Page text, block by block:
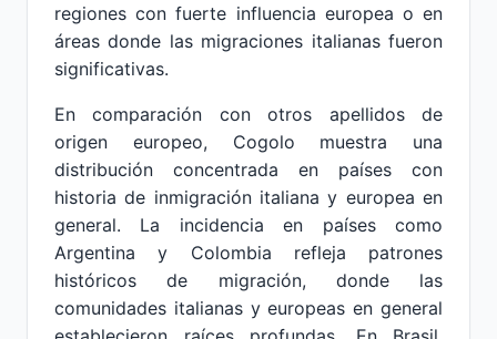
regiones con fuerte influencia europea o en
áreas donde las migraciones italianas fueron
significativas.
En comparación con otros apellidos de
origen europeo, Cogolo muestra una
distribución concentrada en países con
historia de inmigración italiana y europea en
general. La incidencia en países como
Argentina y Colombia refleja patrones
históricos de migración, donde las
comunidades italianas y europeas en general